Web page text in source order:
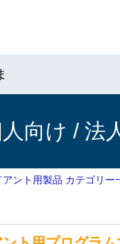
向け / 法
ント用製品 カテゴリー